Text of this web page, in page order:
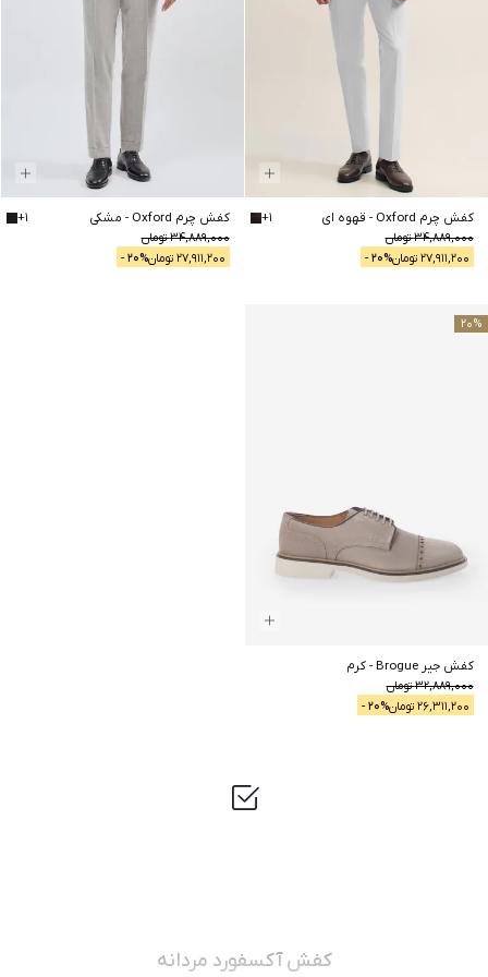
کفش چرم Oxford - قهوه ای
34,889,000تومان
27,911,200 تومان 20% -
+1 کفش چرم Oxford - مشکی
34,889,000تومان
27,911,200 تومان 20% -
+1
20%
کفش جیر Brogue -کرم
32,889,000تومان
26,311,200 تومان 20% -
کفش آکسفورد مردانه